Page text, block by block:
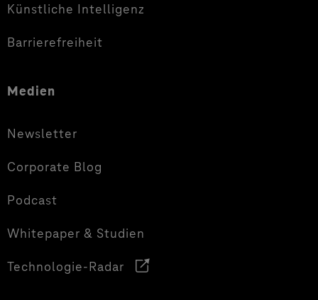
Künstliche Intelligenz
Barrierefreiheit
Medien
Newsletter
Corporate Blog
Podcast
Whitepaper & Studien
Technologie-Radar